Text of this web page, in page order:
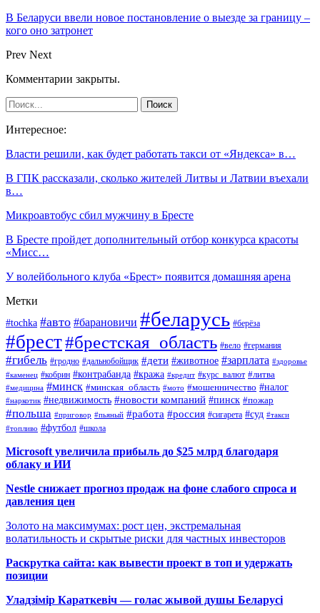
В Беларуси ввели новое постановление о выезде за границу –
кого оно затронет
Prev Next
Комментарии закрыты.
Интересное:
Власти решили, как будет работать такси от «Яндекса» в…
В ГПК рассказали, сколько жителей Литвы и Латвии въехали
в…
Микроавтобус сбил мужчину в Бресте
В Бресте пройдет дополнительный отбор конкурса красоты
«Мисс…
У волейбольного клуба «Брест» появится домашняя арена
Метки
#tochka #авто #барановичи #беларусь #берёза
#брест#брестская_область #вело #германия
#гибель #гродно #дальнобойщик #дети #животное #зарплата #здоровье
#каменец #кобрин #контрабанда #кража #кредит #курс_валют #литва
#медицина #минск #минская_область #мото #мошенничество #налог
#наркотик #недвижимость #новости компаний #пинск #пожар
#польша #приговор #пьяный #работа #россия #сигарета #суд #такси
#топливо #футбол #школа
Microsoft увеличила прибыль до $25 млрд благодаря
облаку и ИИ
Nestle снижает прогноз продаж на фоне слабого спроса и
давления цен
Золото на максимумах: рост цен, экстремальная
волатильность и скрытые риски для частных инвесторов
Раскрутка сайта: как вывести проект в топ и удержать
позиции
Уладзімір Караткевіч — голас жывой душы Беларусі